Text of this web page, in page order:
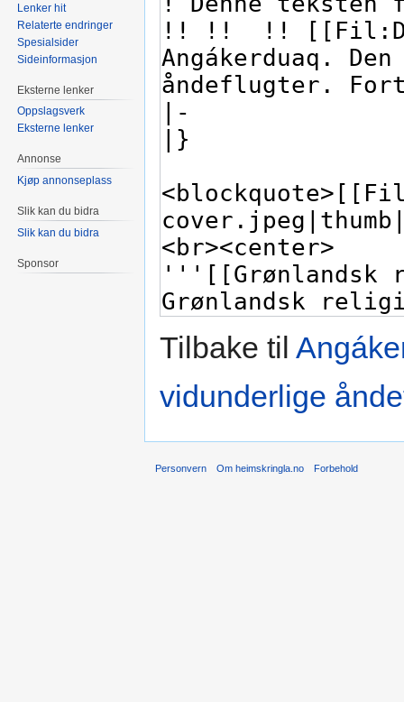
Tilbake til
vidunderlige
Lenker hit
Relaterte endringer
Spesialsider
Sideinformasjon
Eksterne lenker
Oppslagsverk
Eksterne lenker
Annonse
Kjøp annonseplass
Slik kan du bidra
Slik kan du bidra
Sponsor
Personvern Om heimskringla.no Forbehold